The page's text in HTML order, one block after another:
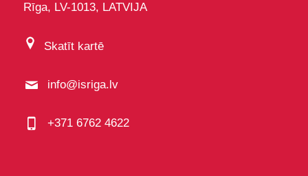
Rīga, LV-1013, LATVIJA
Skatīt kartē
info@isriga.lv
+371 6762 4622